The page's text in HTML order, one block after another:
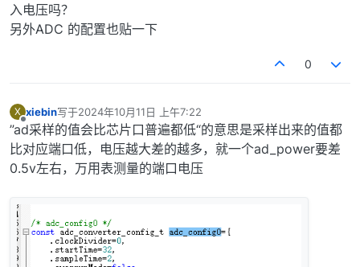
入电压吗？
另外ADC 的配置也贴一下
0
X
离线
xiebin写于2024年10月11日 上午7:22
最后由 编辑
”ad采样的值会比芯片口普遍都低“的意思是采样出来的值都
比对应端口低，电压越大差的越多，就一个ad_power要差
0.5v左右，万用表测量的端口电压